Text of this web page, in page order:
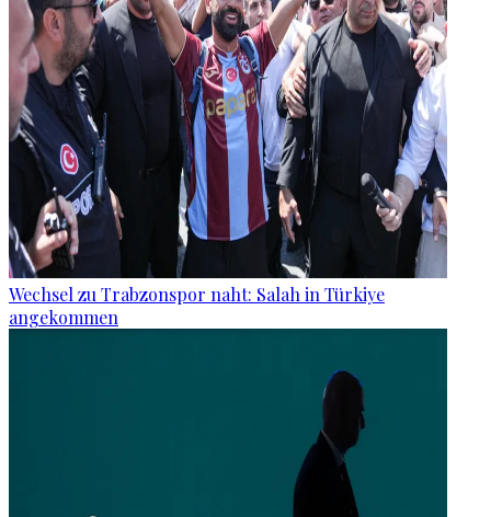
Wechsel zu Trabzonspor naht: Salah in Türkiye
angekommen